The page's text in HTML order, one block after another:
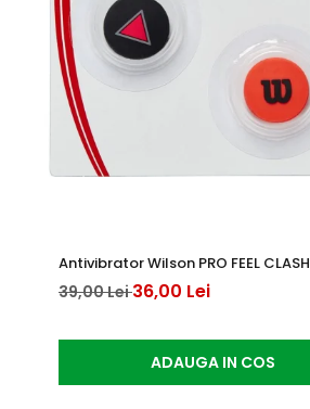
Antivibrator Wilson PRO FEEL CLASH
39,00 Lei36,00 Lei
ADAUGA IN COS